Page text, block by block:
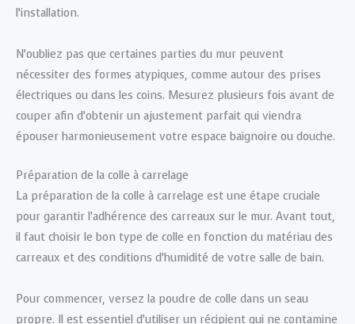
l’installation.
N’oubliez pas que certaines parties du mur peuvent
nécessiter des formes atypiques, comme autour des prises
électriques ou dans les coins. Mesurez plusieurs fois avant de
couper afin d’obtenir un ajustement parfait qui viendra
épouser harmonieusement votre espace baignoire ou douche.
Préparation de la colle à carrelage
La préparation de la colle à carrelage est une étape cruciale
pour garantir l’adhérence des carreaux sur le mur. Avant tout,
il faut choisir le bon type de colle en fonction du matériau des
carreaux et des conditions d’humidité de votre salle de bain.
Pour commencer, versez la poudre de colle dans un seau
propre. Il est essentiel d’utiliser un récipient qui ne contamine